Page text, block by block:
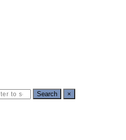
Search ×